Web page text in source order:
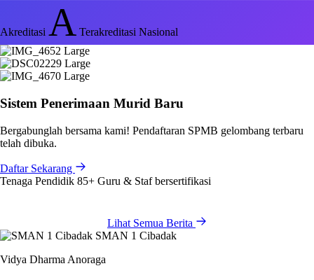
Akreditasi A Terakreditasi Nasional
Sistem Penerimaan Murid Baru
Bergabunglah bersama kami! Pendaftaran SPMB gelombang terbaru
telah dibuka.
Daftar Sekarang
Tenaga Pendidik 85+ Guru & Staf bersertifikasi
Lihat Semua Berita
SMAN 1 Cibadak
Vidya Dharma Anoraga